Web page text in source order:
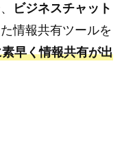
ビジネスチャット
情報共有ツールを
早く情報共有が出